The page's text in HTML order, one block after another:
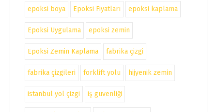
epoksi boya Epoksi Fiyatları epoksi kaplama
Epoksi Uygulama epoksi zemin
Epoksi Zemin Kaplama fabrika çizgi
fabrika çizgileri forklift yolu hijyenik zemin
istanbul yol çizgi iş güvenliği